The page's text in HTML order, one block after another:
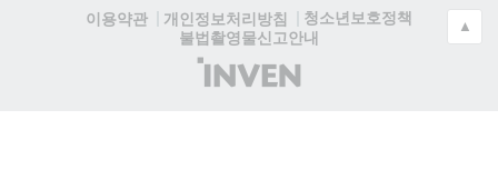
이용약관
개인정보처리방침
청소년보호정책
불법촬영물신고안내
(주)
인
▲